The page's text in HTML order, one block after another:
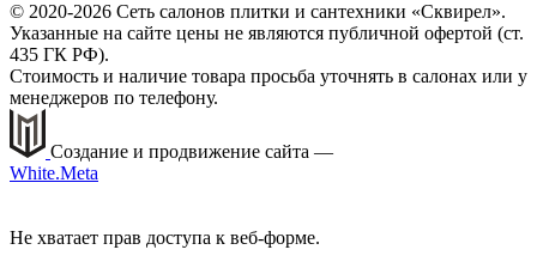
© 2020-2026 Сеть салонов плитки и сантехники «Сквирел».
Указанные на сайте цены не являются публичной офертой (ст.
435 ГК РФ).
Стоимость и наличие товара просьба уточнять в салонах или у
менеджеров по телефону.
Создание и продвижение сайта —
White.Meta
Не хватает прав доступа к веб-форме.